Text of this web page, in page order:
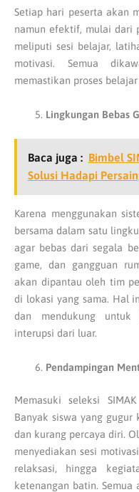
Setiap hari peserta akan
namun efektif, mulai dari
meliputi sesi belajar,
motivasi. Semua
memastikan proses
Lingkungan Bebas
Baca juga : Bimbel
Solusi Hadapi
Karena menggunakan
bersama dalam satu
agar bebas dari segala
game, dan gangguan
akan dipantau oleh tim
di lokasi yang sama. Hal
dan mendukung untuk
interupsi dari luar.
Pendampingan
Memasuki seleksi
Banyak siswa yang gugur
dan kurang percaya diri.
menyediakan sesi
relaksasi, hingga
ketenangan batin.